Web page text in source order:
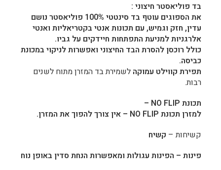
בד פוליאסטר חיצוני :
את הספוגים עוטף בד סינטטי 100% פוליאסטר נושם
עדין, חזק וגמיש, עם תכונות אנטי בקטריאליות ואנטי
אלרגניות למניעת התפתחות חיידקים על גביו.
כולל רוכסן להסרת הבד החיצוני ואפשרות לניקוי במכונת
כביסה.
תפירת קווילט עמוקה לשמירת בד המזרן מתוח לשנים
רבות.
תכונת NO FLIP
–
למזרן תכונת NO FLIP – אין צורך להפוך את המזרן.
קשיחות – קשיח
פינות – הפינות עגולות ומאפשרות הנחת סדין באופן נוח